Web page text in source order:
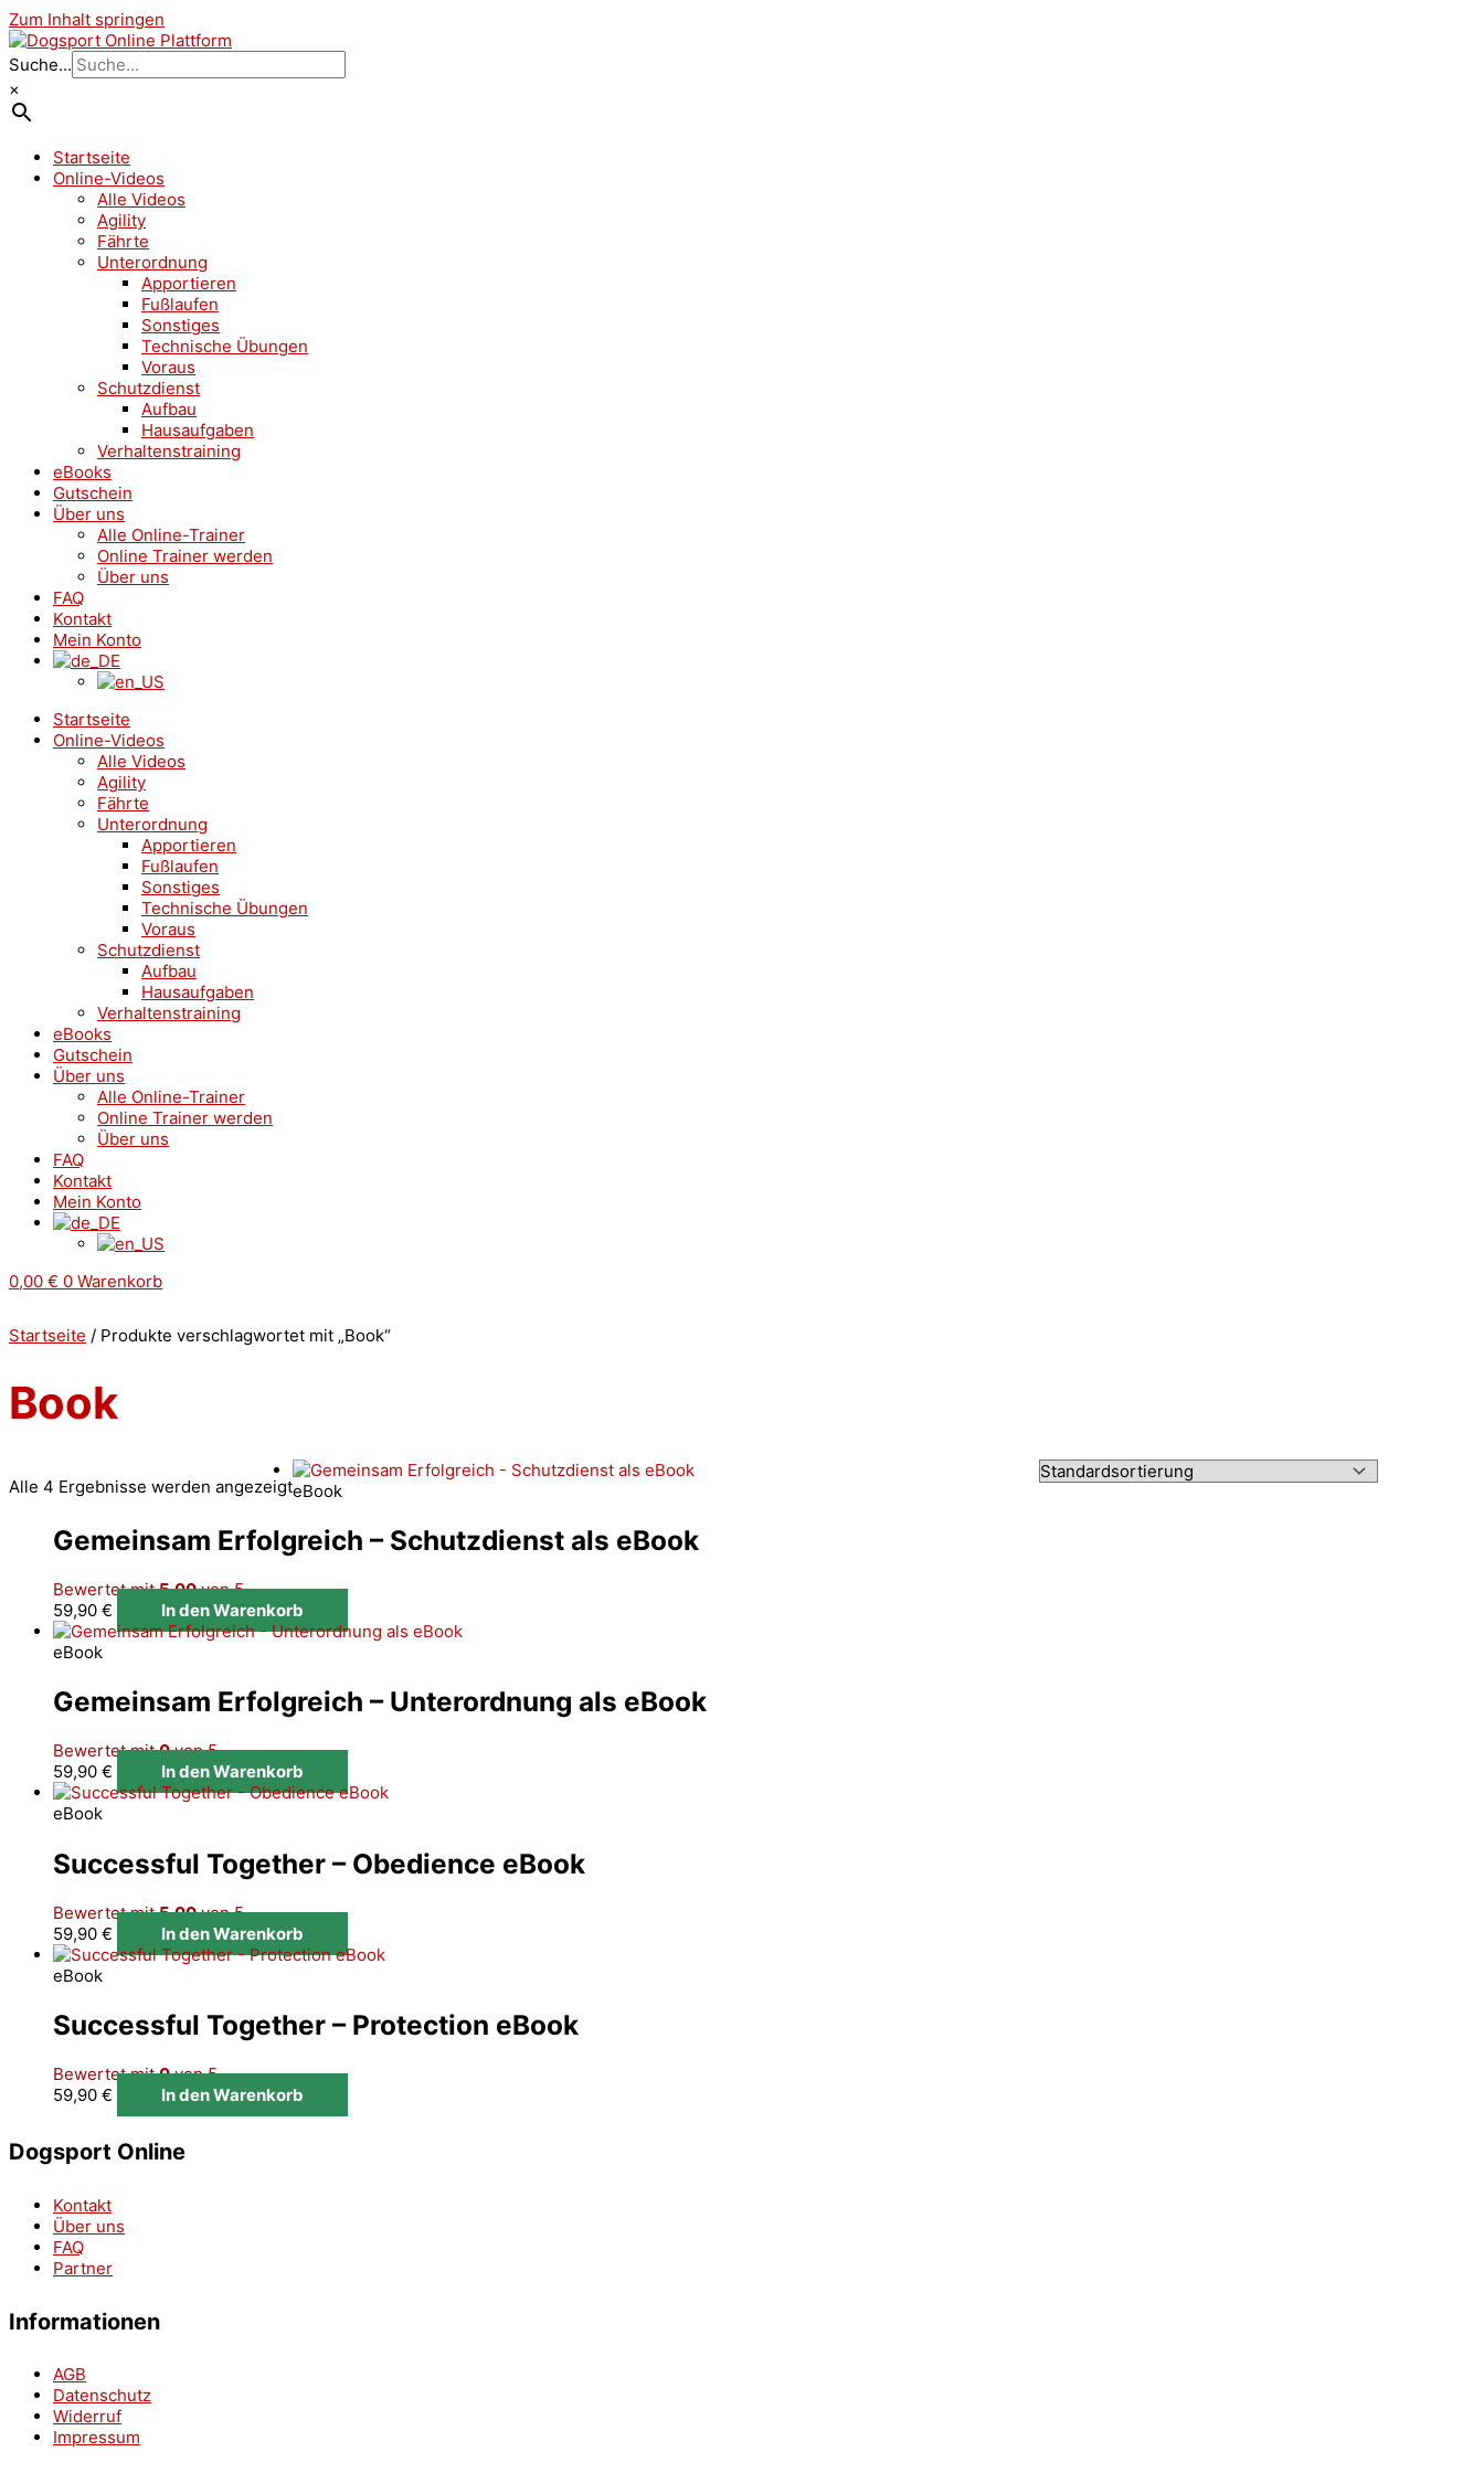
Zum Inhalt springen
Suche...
×
Startseite
Online-Videos
Alle Videos
Agility
Fährte
Unterordnung
Apportieren
Fußlaufen
Sonstiges
Technische Übungen
Voraus
Schutzdienst
Aufbau
Hausaufgaben
Verhaltenstraining
eBooks
Gutschein
Über uns
Alle Online-Trainer
Online Trainer werden
Über uns
FAQ
Kontakt
Mein Konto
Startseite
Online-Videos
Alle Videos
Agility
Fährte
Unterordnung
Apportieren
Fußlaufen
Sonstiges
Technische Übungen
Voraus
Schutzdienst
Aufbau
Hausaufgaben
Verhaltenstraining
eBooks
Gutschein
Über uns
Alle Online-Trainer
Online Trainer werden
Über uns
FAQ
Kontakt
Mein Konto
0,00 € 0 Warenkorb
Startseite / Produkte verschlagwortet mit „Book“
Book
Alle 4 Ergebnisse werden angezeigteBook
Gemeinsam Erfolgreich – Schutzdienst als eBook
Bewertet mit5.00von 5
59,90 €
In den Warenkorb
eBook
Gemeinsam Erfolgreich – Unterordnung als eBook
Bewertet mit0von 5
59,90 €
In den Warenkorb
eBook
Successful Together – Obedience eBook
Bewertet mit5.00von 5
59,90 €
In den Warenkorb
eBook
Successful Together – Protection eBook
Bewertet mit0von 5
59,90 € In den Warenkorb
Dogsport Online
Kontakt
Über uns
FAQ
Partner
Informationen
AGB
Datenschutz
Widerruf
Impressum